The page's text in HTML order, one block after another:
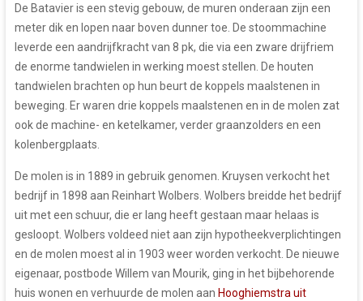
De Batavier is een stevig gebouw, de muren onderaan zijn een
meter dik en lopen naar boven dunner toe. De stoommachine
leverde een aandrijfkracht van 8 pk, die via een zware drijfriem
de enorme tandwielen in werking moest stellen. De houten
tandwielen brachten op hun beurt de koppels maalstenen in
beweging. Er waren drie koppels maalstenen en in de molen zat
ook de machine- en ketelkamer, verder graanzolders en een
kolenbergplaats.
De molen is in 1889 in gebruik genomen. Kruysen verkocht het
bedrijf in 1898 aan Reinhart Wolbers. Wolbers breidde het bedrijf
uit met een schuur, die er lang heeft gestaan maar helaas is
gesloopt. Wolbers voldeed niet aan zijn hypotheekverplichtingen
en de molen moest al in 1903 weer worden verkocht. De nieuwe
eigenaar, postbode Willem van Mourik, ging in het bijbehorende
huis wonen en verhuurde de molen aan Hooghiemstra uit